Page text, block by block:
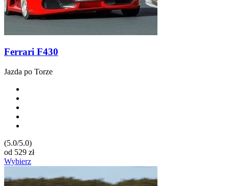
Ferrari F430
Jazda po Torze
(5.0/5.0)
od 529 zł
Wybierz